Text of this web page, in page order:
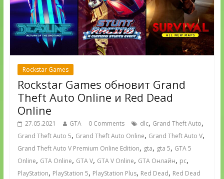
Rockstar Games
Rockstar Games обновит Grand
Theft Auto Online и Red Dead
Online
27.05.2021 GTA 0 Comments dlc, Grand Theft Auto,
Grand Theft Auto 5, Grand Theft Auto Online, Grand Theft Auto V,
Grand Theft Auto V Premium Online Edition, gta, gta 5, GTA 5
Online, GTA Online, GTA V, GTA V Online, GTA Онлайн, pc,
PlayStation, PlayStation 5, PlayStation Plus, Red Dead, Red Dead